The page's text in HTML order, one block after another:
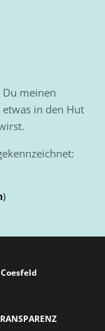
meinen
etwas in den Hut
)